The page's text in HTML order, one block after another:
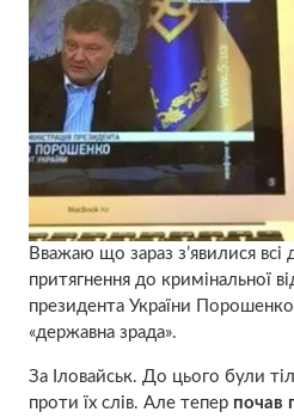
Вважаю що зараз з’явилися всі
притягнення до кримінальної
президента України
«державна зрада».
За Іловайськ. До цього були
проти їх слів. Але тепер почав